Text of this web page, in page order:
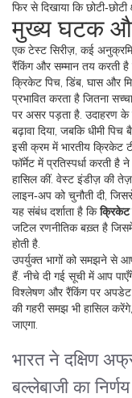
फिर से दिखाया कि
मुख्य घटक और
एकटेस्ट सिरीज़ कई
रैंकिंग और सम्मान तय करती है
क्रिकेट पिच डिंब, घास और
प्रभावित करता है जितना
पर असर पड़ता है. उदाहरण
बढ़ावा दिया, जबकि धीमी
इसी क्रम मेंभारतीय क्रिकेट
फॉर्मेट में प्रतिस्पर्धा करती है ने
हासिल कीं. वेस्ट इंडीज़ की
लाइन‑अप को चुनौती दी,
यह संबंध दर्शाता है कि
जटिल रणनीतिक बख़्त है
होती है.
उपर्युक्त भागों को समझने से
हैं. नीचे दी गई सूची में आप पाएँगे
विश्लेषण और रैंकिंग पर
की गहरी समझ भी हासिल
जाएगा.
भारत ने दक्षिण
बल्लेबाजी का